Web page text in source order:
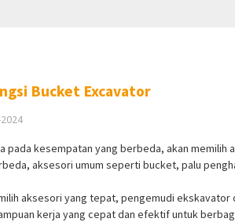
Bucket Excavator
pada kesempatan yang berbeda, akan memilih
aksesori umum seperti bucket, palu
aksesori yang tepat, pengemudi ekskavator
kerja yang cepat dan efektif untuk